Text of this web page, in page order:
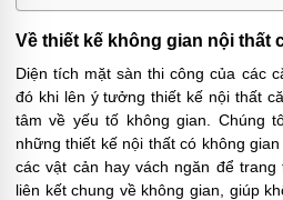
Về thiết kế không gian nội thất
Diện tích mặt sàn thi công của các
đó khi lên ý tưởng thiết kế nội thất
tâm về yếu tố không gian. Chúng
những thiết kế nội thất có không
các vật cản hay vách ngăn để
liên kết chung về không gian, giúp